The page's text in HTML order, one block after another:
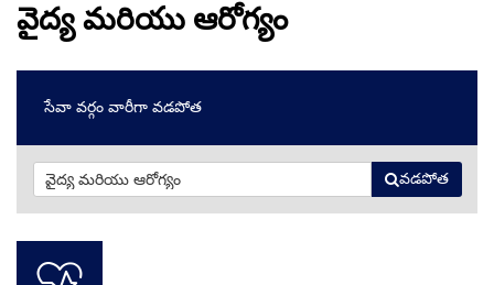
వైద్య మరియు ఆరోగ్యం
సేవా వర్గం వారీగా వడపోత
వడపోత